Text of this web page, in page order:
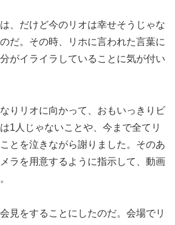
、だけど今のリオは幸せそうじゃな
だ。その時、リホに言われた言葉に
がイライラしていることに気が付い
りリオに向かって、おもいっきりビ
1人じゃないことや、今まで全てリ
とを泣きながら謝りました。そのあ
ラを用意するように指示して、動画
見をすることにしたのだ。会場でリ